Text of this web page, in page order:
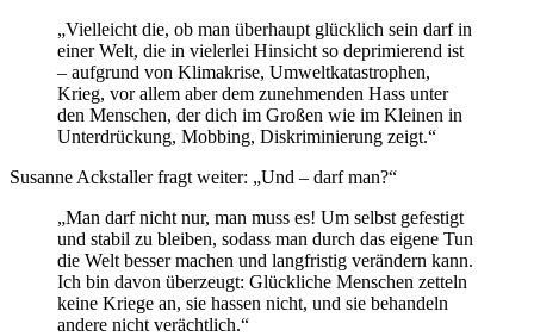
„Vielleicht die, ob man überhaupt glücklich sein darf in
einer Welt, die in vielerlei Hinsicht so deprimierend ist
– aufgrund von Klimakrise, Umweltkatastrophen,
Krieg, vor allem aber dem zunehmenden Hass unter
den Menschen, der dich im Großen wie im Kleinen in
Unterdrückung, Mobbing, Diskriminierung zeigt.“
Susanne Ackstaller fragt weiter: „Und – darf man?“
„Man darf nicht nur, man muss es! Um selbst gefestigt
und stabil zu bleiben, sodass man durch das eigene Tun
die Welt besser machen und langfristig verändern kann.
Ich bin davon überzeugt: Glückliche Menschen zetteln
keine Kriege an, sie hassen nicht, und sie behandeln
andere nicht verächtlich.“